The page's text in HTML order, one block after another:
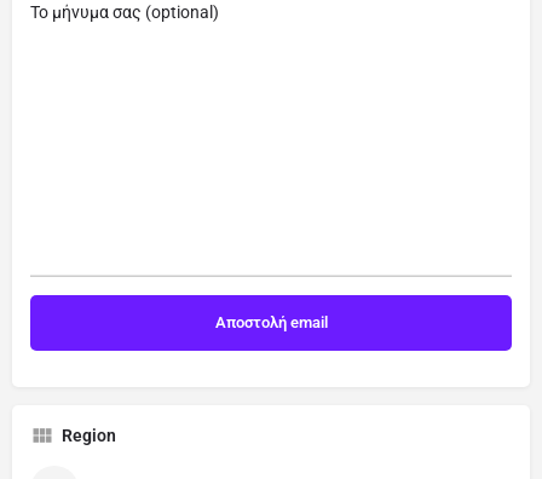
Το μήνυμα σας (optional)
Region